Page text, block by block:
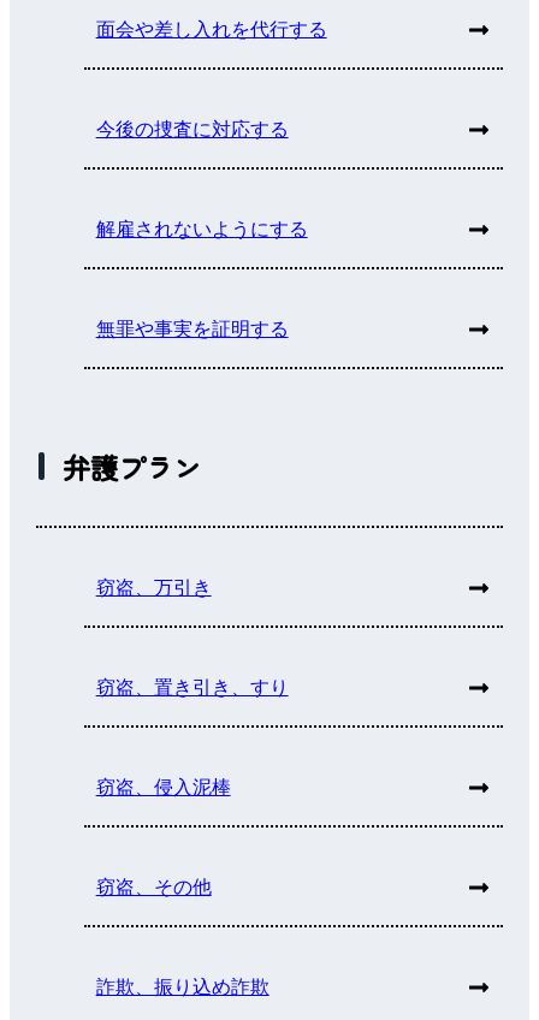
面会や差し入れを代行する
今後の捜査に対応する
解雇されないようにする
無罪や事実を証明する
弁護プラン
窃盗、万引き
窃盗、置き引き、すり
窃盗、侵入泥棒
窃盗、その他
詐欺、振り込め詐欺